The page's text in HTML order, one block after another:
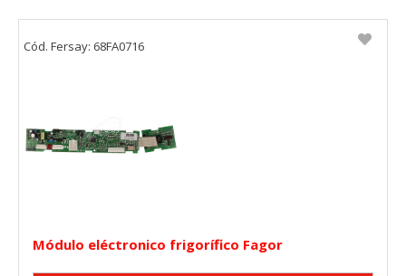
Módulo eléctronico frigorífico Fagor
Cód. Fersay: 68FA0716